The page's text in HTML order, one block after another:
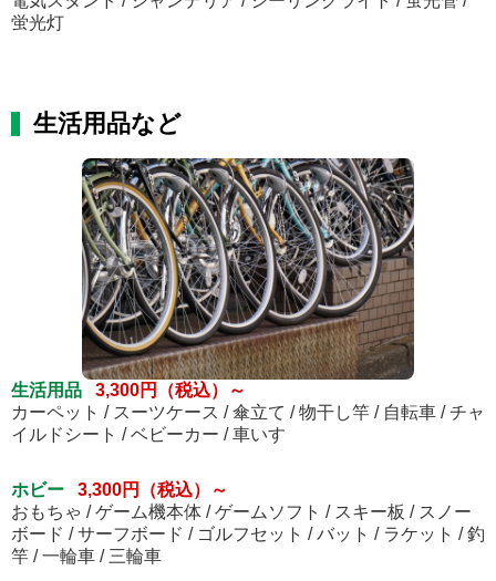
蛍光灯
生活用品など
生活用品
3,300円（税込）～
カーペット / スーツケース / 傘立て / 物干し竿 / 自転車 / チャ
イルドシート / ベビーカー / 車いす
ホビー
3,300円（税込）～
おもちゃ / ゲーム機本体 / ゲームソフト / スキー板 / スノー
ボード / サーフボード / ゴルフセット / バット / ラケット / 釣
竿 / 一輪車 / 三輪車